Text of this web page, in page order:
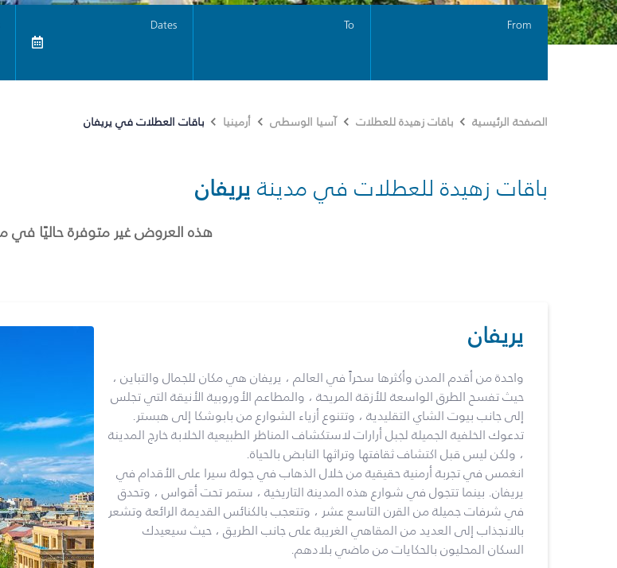
From
To
Dates
الصفحة الرئيسية باقات زهيدة للعطلات آسيا الوسطى أرمينيا باقات العطلات في يريفان
باقات زهيدة للعطلات في مدينة يريفان
هذه العروض غير متوفرة حاليًا في
يريفان
واحدة من أقدم المدن وأكثرها سحراً في العالم ، يريفان هي مكان للجمال والتباين ،
حيث تفسح الطرق الواسعة للأزقة المريحة ، والمطاعم الأوروبية الأنيقة التي تجلس
إلى جانب بيوت الشاي التقليدية ، وتتنوع أزياء الشوارع من بابوشكا إلى هبستر.
تدعوك الخلفية الجميلة لجبل أرارات لاستكشاف المناظر الطبيعية الخلابة خارج المدينة
، ولكن ليس قبل اكتشاف ثقافتها وتراثها النابض بالحياة.
انغمس في تجربة أرمنية حقيقية من خلال الذهاب في جولة سيرا على الأقدام في
يريفان. بينما تتجول في شوارع هذه المدينة التاريخية ، ستمر تحت أقواس ، وتحدق
في شرفات جميلة من القرن التاسع عشر ، وتتعجب بالكنائس القديمة الرائعة وتشعر
بالانجذاب إلى العديد من المقاهي الغريبة على جانب الطريق ، حيث سيعيدك
السكان المحليون بالحكايات من ماضي بلادهم.